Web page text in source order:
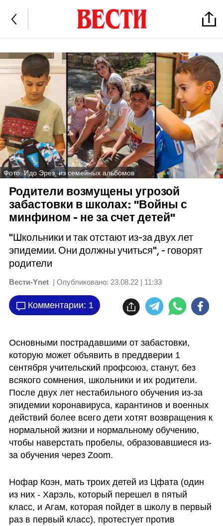
Фото: Идо Эрез, из семейных альбомов
Родители возмущены угрозой
забастовки в школах: "Войны с
минфином - не за счет детей"
"Школьники и так отстают из-за двух лет
эпидемии. Они должны учиться", - говорят
родители
Вести-Ynet | Опубликовано: 23.08.22 | 11:33
Комментарии: 1
Основными пострадавшими от забастовки,
которую может объявить в преддверии 1
сентября учительский профсоюз, станут, без
всякого сомнения, школьники и их родители.
После двух лет нестабильного обучения из-за
эпидемии коронавируса, карантинов и военных
действий более всего дети хотят возвращения к
нормальной жизни и нормальному обучению,
чтобы наверстать пробелы, образовавшиеся из-
за обучения через Zoom.
Нофар Коэн, мать троих детей из Цфата (один
из них - Харэль, который перешел в пятый
класс, и Агам, которая пойдет в школу в первый
раз в первый класс), протестует против